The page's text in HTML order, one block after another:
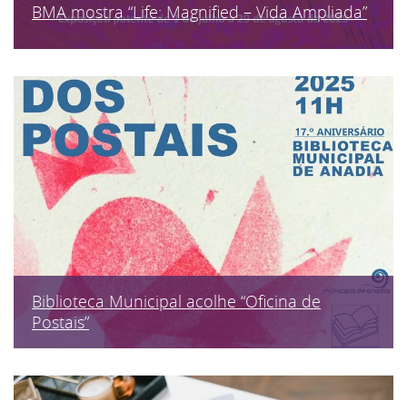
BMA mostra “Life: Magnified – Vida Ampliada”
Biblioteca Municipal acolhe “Oficina de
Postais”